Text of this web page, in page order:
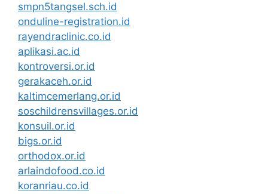
smpn5tangsel.sch.id
onduline-registration.id
rayendraclinic.co.id
aplikasi.ac.id
kontroversi.or.id
gerakaceh.or.id
kaltimcemerlang.or.id
soschildrensvillages.or.id
konsuil.or.id
bigs.or.id
orthodox.or.id
arlaindofood.co.id
koranriau.co.id